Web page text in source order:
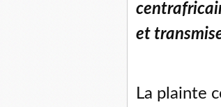
et
La plainte